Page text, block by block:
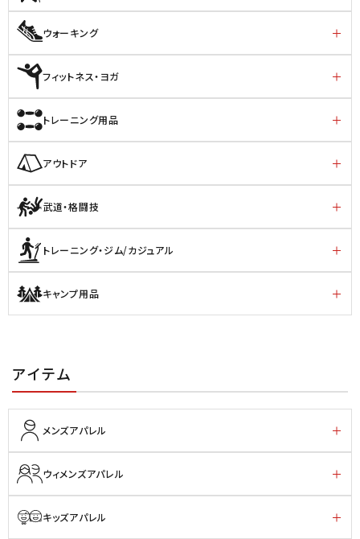
ウォーキング
フィットネス・ヨガ
トレーニング用品
アウトドア
武道・格闘技
トレーニング・ジム/カジュアル
キャンプ用品
アイテム
メンズアパレル
ウィメンズアパレル
キッズアパレル